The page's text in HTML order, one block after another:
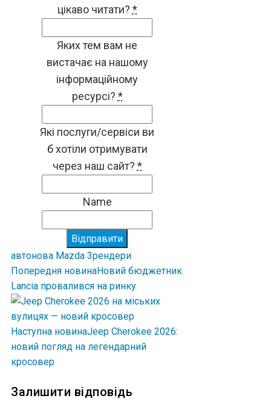
цікаво читати? *
Яких тем вам не
вистачає на нашому
інформаційному
ресурсі? *
Які послуги/сервіси ви
б хотіли отримувати
через наш сайт? *
Name
Відправити
автонова Mazda 3рендери
Попередня новинаНовий бюджетник
Lancia провалився на ринку
Наступна новинаJeep Cherokee 2026:
новий погляд на легендарний
кросовер
Залишити відповідь